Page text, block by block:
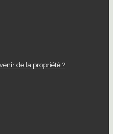
de la propriété ?